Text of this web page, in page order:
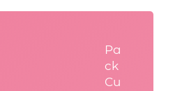
Pa
ck
Cu